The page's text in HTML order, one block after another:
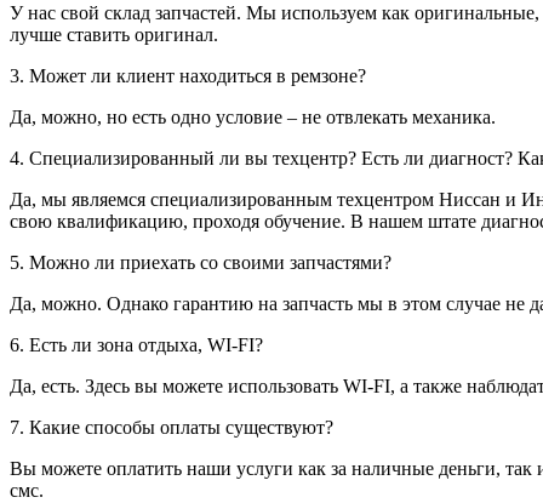
У нас свой склад запчастей. Мы используем как
лучше ставить оригинал.
3. Может ли клиент находиться в ремзоне?
Да, можно, но есть одно условие – не отвлекать механика.
4. Специализированный ли вы техцентр? Есть ли диагност?
Да, мы являемся специализированным техцентром Ниссан и
свою квалификацию, проходя обучение. В нашем штате
5. Можно ли приехать со своими запчастями?
Да, можно. Однако гарантию на запчасть мы в этом случае не
6. Есть ли зона отдыха, WI-FI?
Да, есть. Здесь вы можете использовать WI-FI, а также
7. Какие способы оплаты существуют?
Вы можете оплатить наши услуги как за наличные деньги,
смс.